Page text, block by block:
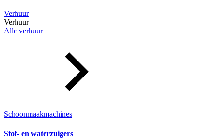
Verhuur
Verhuur
Alle verhuur
Schoonmaakmachines
Stof- en waterzuigers